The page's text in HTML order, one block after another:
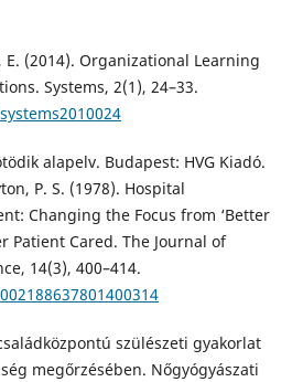
E. (2014). Organizational Learning
Systems, 2(1), 24–33.
alapelv. Budapest: HVG Kiadó.
P. S. (1978). Hospital
Changing the Focus from ‘Better
Patient Cared. The Journal of
14(3), 400–414.
szülészeti gyakorlat
megőrzésében. Nőgyógyászati